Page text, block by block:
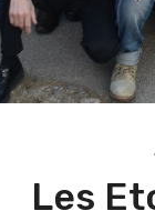
Les